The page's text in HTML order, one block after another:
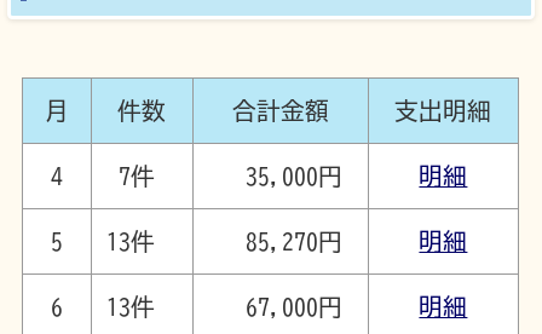
月 件数 合計金額 支出明細
4 7件 35,000円 明細
5 13件 85,270円 明細
6 13件 67,000円 明細